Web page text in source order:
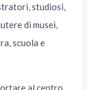
studiosi,
di musei,
scuola e
al centro